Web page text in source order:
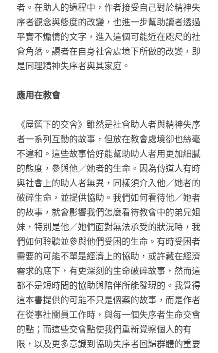
者。在助人的過程中，作者接受自己對於精神失
序者觀念與態度的改變，也進一步幫助讀者透過
平實不煽情的文字，進入這個可能近在咫尺的社
會角落。讀者在自身社會處境下所做的改變，即
是同理精神失序者與其家庭。
應用在教會
《屋簷下的交會》雖然是社會助人者與精神失序
者一系列互動的故事，但放在教會處境卻也絲毫
不違和。這些故事恰好能幫助助人者用更加細膩
的態度，參與他／她者的生命。因為傳道人有時
與社會上的助人者無異，同樣須介入他／她者的
破碎生命，並提供協助。我們如何看待他／她者
的故事，就會影響我們怎麼看待教會中的弟兄姐
妹，特別是他／她們面對無法承受的狀況時，我
們如何聆聽並參與他們受困的生命。有時受困者
需要的可能不單是經濟上的協助，或許藏在經濟
需求的底下，有更深刻的生命破碎故事，然而這
都不是短時間的協助與陪伴所能發現的。我覺得
這本書提供的可能不只是個案的故事，而是作者
在從事社關員工作時，與每一個失序者生命交會
的點；而這些交會點使我們重新覺察個人的有
限，以及更多意識到協助失序者回歸群體的重要